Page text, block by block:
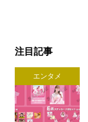
注目記事
エンタメ